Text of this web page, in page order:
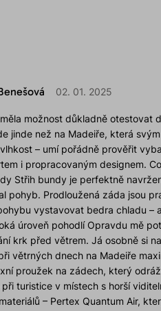
02. 01. 2025
měla možnost důkladně
jinde než na Madeiře, která
– umí pořádně prověřit
i propracovaným designem.
Střih bundy je perfektně
pohyb. Prodloužená záda jsou
vystavovat bedra chladu –
úroveň pohodlí Opravdu mě
krk před větrem. Já osobně si
větrných dnech na Madeiře
proužek na zádech, který
turistice v místech s horší
– Pertex Quantum Air,